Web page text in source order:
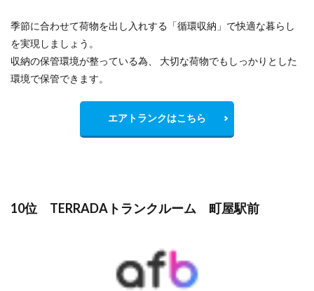
季節に合わせて荷物を出し入れする「循環収納」で快適な暮らし
を実現しましょう。
収納の保管環境が整っている為、 大切な荷物でもしっかりとした
環境で保管できます。
エアトランクはこちら
10位 TERRADAトランクルーム 町屋駅前